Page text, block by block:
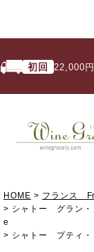
初回 22,000円(税
HOME フランス
シャトー グラン
e
シャトー プティ